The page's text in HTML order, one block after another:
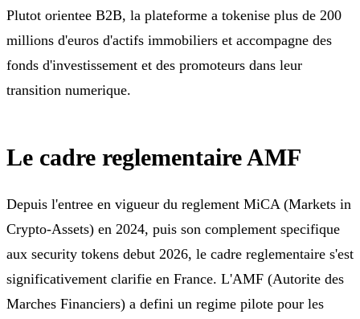
Plutot orientee B2B, la plateforme a tokenise plus de 200
millions d'euros d'actifs immobiliers et accompagne des
fonds d'investissement et des promoteurs dans leur
transition numerique.
Le cadre reglementaire AMF
Depuis l'entree en vigueur du reglement MiCA (Markets in
Crypto-Assets) en 2024, puis son complement specifique
aux security tokens debut 2026, le cadre reglementaire s'est
significativement clarifie en France. L'AMF (Autorite des
Marches Financiers) a defini un regime pilote pour les